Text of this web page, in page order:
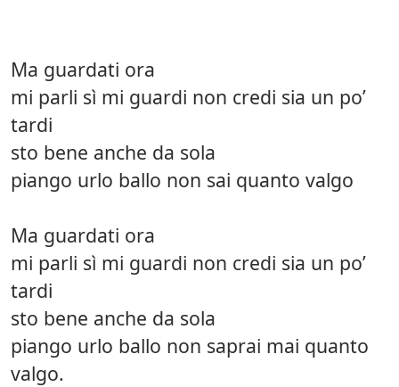
Ma guardati ora
mi parli sì mi guardi non credi sia un po’
tardi
sto bene anche da sola
piango urlo ballo non sai quanto valgo
Ma guardati ora
mi parli sì mi guardi non credi sia un po’
tardi
sto bene anche da sola
piango urlo ballo non saprai mai quanto
valgo.